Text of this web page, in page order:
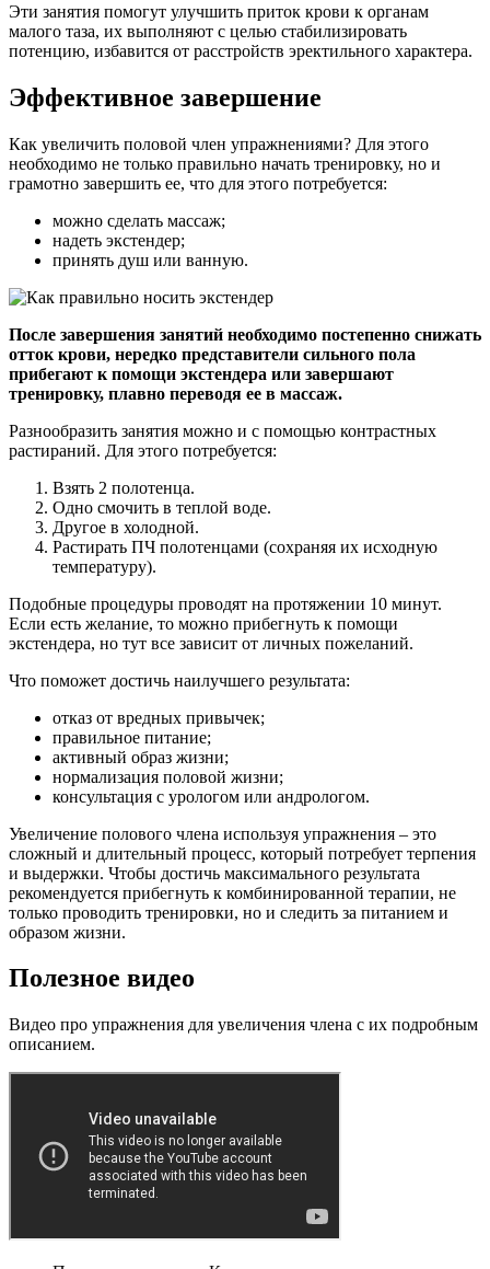
Эти занятия помогут улучшить приток крови к органам
малого таза, их выполняют с целью стабилизировать
потенцию, избавится от расстройств эректильного характера.
Эффективное завершение
Как увеличить половой член упражнениями? Для этого
необходимо не только правильно начать тренировку, но и
грамотно завершить ее, что для этого потребуется:
можно сделать массаж;
надеть экстендер;
принять душ или ванную.
После завершения занятий необходимо постепенно снижать
отток крови, нередко представители сильного пола
прибегают к помощи экстендера или завершают
тренировку, плавно переводя ее в массаж.
Разнообразить занятия можно и с помощью контрастных
растираний. Для этого потребуется:
Взять 2 полотенца.
Одно смочить в теплой воде.
Другое в холодной.
Растирать ПЧ полотенцами (сохраняя их исходную
температуру).
Подобные процедуры проводят на протяжении 10 минут.
Если есть желание, то можно прибегнуть к помощи
экстендера, но тут все зависит от личных пожеланий.
Что поможет достичь наилучшего результата:
отказ от вредных привычек;
правильное питание;
активный образ жизни;
нормализация половой жизни;
консультация с урологом или андрологом.
Увеличение полового члена используя упражнения – это
сложный и длительный процесс, который потребует терпения
и выдержки. Чтобы достичь максимального результата
рекомендуется прибегнуть к комбинированной терапии, не
только проводить тренировки, но и следить за питанием и
образом жизни.
Полезное видео
Видео про упражнения для увеличения члена с их подробным
описанием.